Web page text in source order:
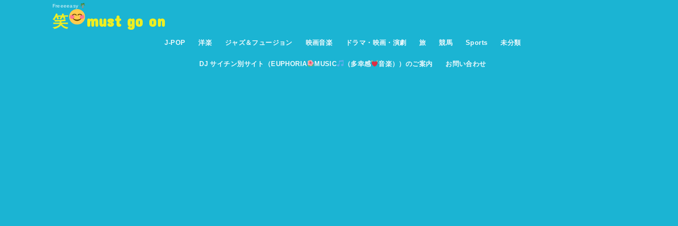
Freeeeasy
笑 must go on
J-POP 洋楽 ジャズ＆フュージョン 映画音楽 ドラマ・映画・演劇 旅 競馬 Sports 未分類
DJ サイチン別サイト（EUPHORIA MUSIC （多幸感 音楽））のご案内 お問い合わせ